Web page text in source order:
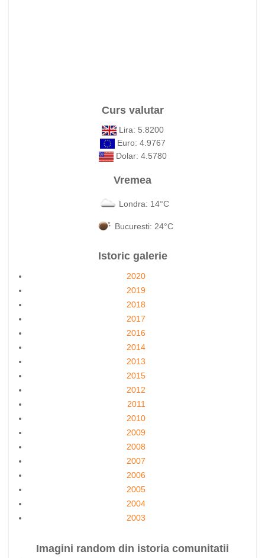
Curs valutar
Lira: 5.8200
Euro: 4.9767
Dolar: 4.5780
Vremea
Londra: 14°C
Bucuresti: 24°C
Istoric galerie
2020
2019
2018
2017
2016
2014
2013
2015
2012
2011
2010
2009
2008
2007
2006
2005
2004
2003
Imagini random din istoria comunitatii